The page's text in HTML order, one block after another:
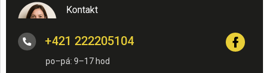
Kontakt
+421 222205104